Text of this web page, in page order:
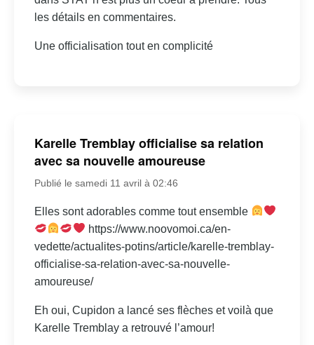
les détails en commentaires.
Une officialisation tout en complicité
Karelle Tremblay officialise sa relation
avec sa nouvelle amoureuse
Publié le samedi 11 avril à 02:46
Elles sont adorables comme tout ensemble
https://www.noovomoi.ca/en-
vedette/actualites-potins/article/karelle-tremblay-
officialise-sa-relation-avec-sa-nouvelle-
amoureuse/
Eh oui, Cupidon a lancé ses flèches et voilà que
Karelle Tremblay a retrouvé l’amour!